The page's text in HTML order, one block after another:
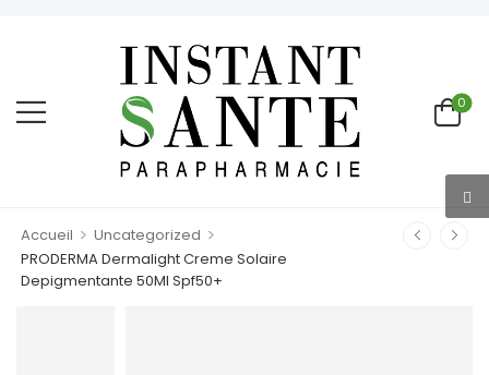
0
Accueil > Uncategorized >
PRODERMA Dermalight Creme Solaire
Depigmentante 50Ml Spf50+